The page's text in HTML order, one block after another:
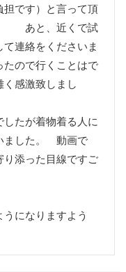
担です）と言って頂
　　あと、近くで試
連絡をくださいま
たので行くことはで
く感激致しまし
たが着物着る人に
ました。　動画で
り添った目線ですご
になりますよう